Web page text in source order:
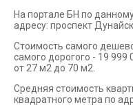
На портале БН по
адресу: проспект
Стоимость самого
самого дорогого - 19
от 27 м2 до 70 м2.
Средняя стоимость
квадратного метра по